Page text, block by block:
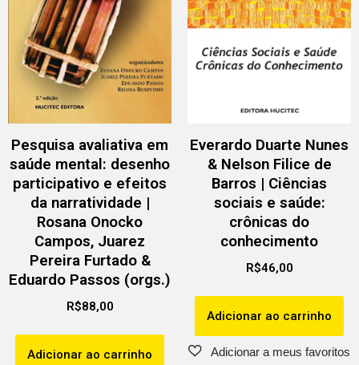
Pesquisa avaliativa em
saúde mental: desenho
participativo e efeitos
da narratividade |
Rosana Onocko
Campos, Juarez
Pereira Furtado &
Eduardo Passos (orgs.)
R$88,00
Adicionar ao carrinho
Everardo Duarte Nunes
& Nelson Filice de
Barros | Ciências
sociais e saúde:
crônicas do
conhecimento
R$46,00
Adicionar ao carrinho